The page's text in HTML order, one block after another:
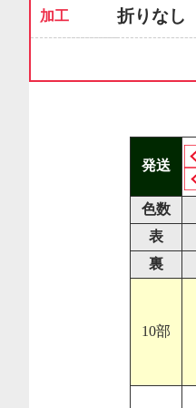
加工 折りなし
発送
色数
表
裏
10部